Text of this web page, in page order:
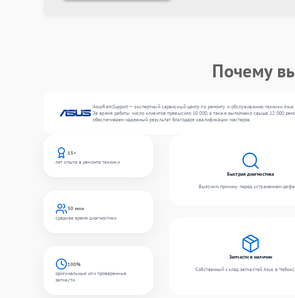
Почему
AsusRemSupport — экспертный сервисный центр по ремонту и обслуживанию техники
За время работы число клиентов превысило 10 000, а также выполнено свыше 12 000
обеспечиваем надежный результат благодаря квалификации мастеров.
13+
лет опыта в ремонте техники
30 мин
среднее время диагностики
100%
оригинальные или проверенные
запчасти
Быстрая диагностика
Выясним причину перед устранением
Запчасти в наличии
Собственный склад запчастей Asus в